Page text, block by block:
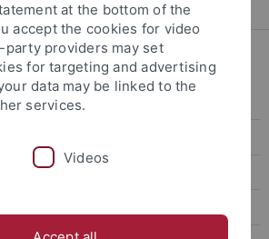
... Tipps und Beratung
at the bottom of the
accept the cookies for video
party providers may set
for targeting and advertising
data may be linked to the
services.
Videos